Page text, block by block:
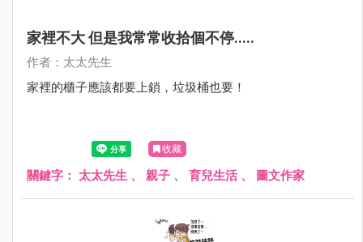
家裡不大 但是我常常收拾個不停.....
作者：太太先生
家裡的櫃子應該都要上鎖，垃圾桶也要！
收藏
關鍵字： 太太先生 、 親子 、 育兒生活、 圖文作家